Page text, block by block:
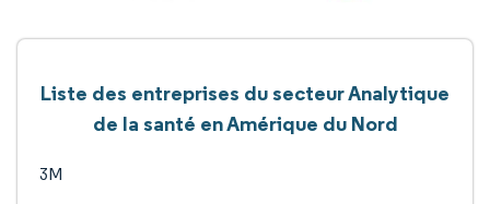
Liste des entreprises du secteur Analytique
de la santé en Amérique du Nord
3M